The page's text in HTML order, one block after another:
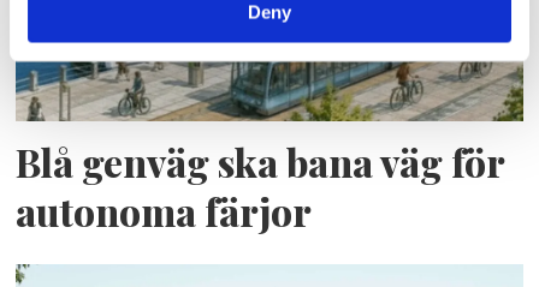
Deny
Blå genväg ska bana väg för
autonoma färjor